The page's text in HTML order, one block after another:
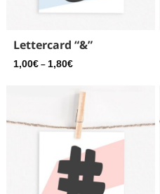
Lettercard “&”
1,00€ – 1,80€